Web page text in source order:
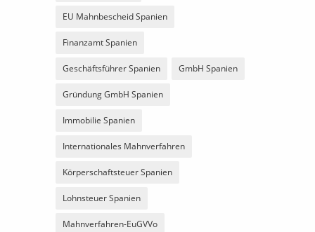
EU Mahnbescheid Spanien
Finanzamt Spanien
Geschäftsführer Spanien GmbH Spanien
Gründung GmbH Spanien
Immobilie Spanien
Internationales Mahnverfahren
Körperschaftsteuer Spanien
Lohnsteuer Spanien
Mahnverfahren-EuGVVo